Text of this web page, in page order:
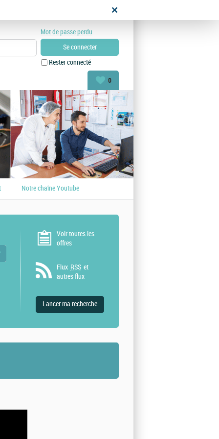
Rester connecté
Mot de passe perdu
0
Notre chaîne Youtube
Voir toutes les
offres
Flux RSS et
autres flux